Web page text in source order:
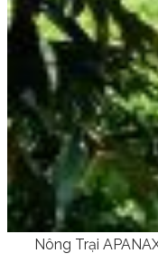
Nông Trại